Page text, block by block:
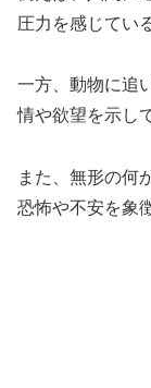
圧力を感じてい
一方、動物に追
情や欲望を示し
また、無形の何
恐怖や不安を象